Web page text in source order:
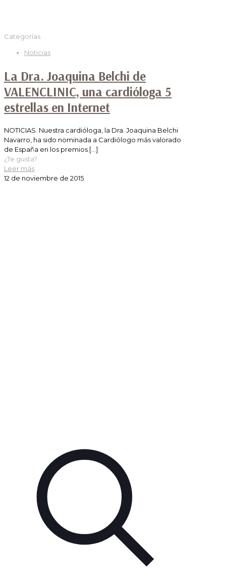
Categorías
Noticias
La Dra. Joaquina Belchi de
VALENCLINIC, una cardióloga 5
estrellas en Internet
NOTICIAS. Nuestra cardióloga, la Dra. Joaquina Belchi
Navarro, ha sido nominada a Cardiólogo más valorado
de España en los premios […]
¿Te gusta?
Leer más
12 de noviembre de 2015